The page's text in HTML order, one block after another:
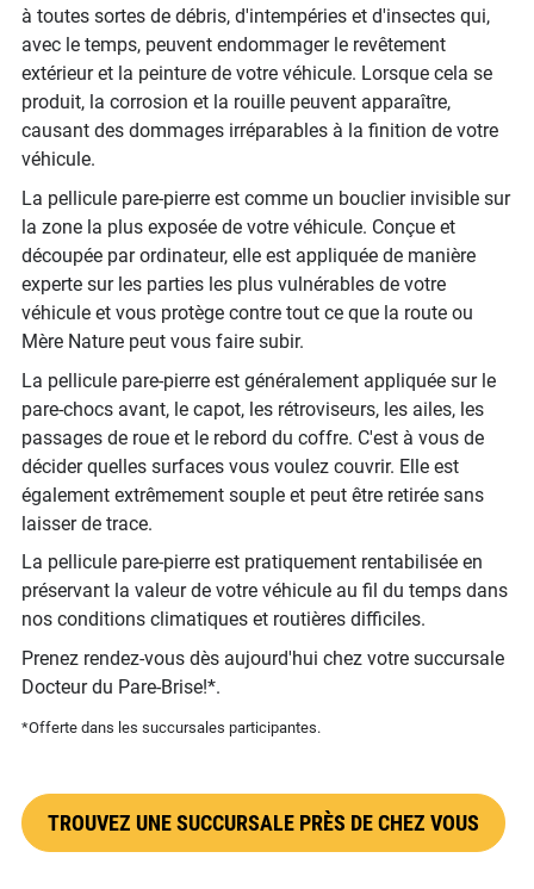
à toutes sortes de débris, d'intempéries et d'insectes qui,
avec le temps, peuvent endommager le revêtement
extérieur et la peinture de votre véhicule. Lorsque cela se
produit, la corrosion et la rouille peuvent apparaître,
causant des dommages irréparables à la finition de votre
véhicule.
La pellicule pare-pierre est comme un bouclier invisible sur
la zone la plus exposée de votre véhicule. Conçue et
découpée par ordinateur, elle est appliquée de manière
experte sur les parties les plus vulnérables de votre
véhicule et vous protège contre tout ce que la route ou
Mère Nature peut vous faire subir.
La pellicule pare-pierre est généralement appliquée sur le
pare-chocs avant, le capot, les rétroviseurs, les ailes, les
passages de roue et le rebord du coffre. C'est à vous de
décider quelles surfaces vous voulez couvrir. Elle est
également extrêmement souple et peut être retirée sans
laisser de trace.
La pellicule pare-pierre est pratiquement rentabilisée en
préservant la valeur de votre véhicule au fil du temps dans
nos conditions climatiques et routières difficiles.
Prenez rendez-vous dès aujourd'hui chez votre succursale
Docteur du Pare-Brise!*.
*Offerte dans les succursales participantes.
TROUVEZ UNE SUCCURSALE PRÈS DE CHEZ VOUS